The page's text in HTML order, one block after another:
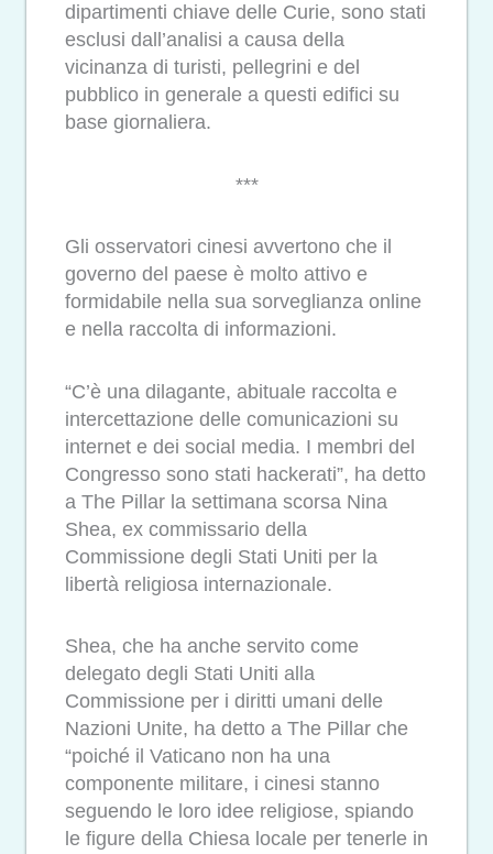
dipartimenti chiave delle Curie, sono stati
esclusi dall’analisi a causa della
vicinanza di turisti, pellegrini e del
pubblico in generale a questi edifici su
base giornaliera.
***
Gli osservatori cinesi avvertono che il
governo del paese è molto attivo e
formidabile nella sua sorveglianza online
e nella raccolta di informazioni.
“C’è una dilagante, abituale raccolta e
intercettazione delle comunicazioni su
internet e dei social media. I membri del
Congresso sono stati hackerati”, ha detto
a The Pillar la settimana scorsa Nina
Shea, ex commissario della
Commissione degli Stati Uniti per la
libertà religiosa internazionale.
Shea, che ha anche servito come
delegato degli Stati Uniti alla
Commissione per i diritti umani delle
Nazioni Unite, ha detto a The Pillar che
“poiché il Vaticano non ha una
componente militare, i cinesi stanno
seguendo le loro idee religiose, spiando
le figure della Chiesa locale per tenerle in